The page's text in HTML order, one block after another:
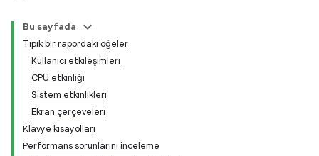
Bu sayfada
Tipik bir rapordaki öğeler
Kullanıcı etkileşimleri
CPU etkinliği
Sistem etkinlikleri
Ekran çerçeveleri
Klavye kısayolları
Performans sorunlarını inceleme